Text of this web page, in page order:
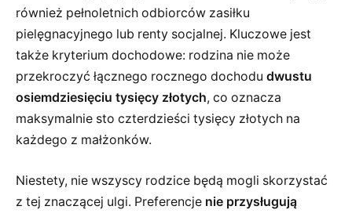
również pełnoletnich odbiorców zasiłku
pielęgnacyjnego lub renty socjalnej. Kluczowe jest
także kryterium dochodowe: rodzina nie może
przekroczyć łącznego rocznego dochodu dwustu
osiemdziesięciu tysięcy złotych, co oznacza
maksymalnie sto czterdzieści tysięcy złotych na
każdego z małżonków.
Niestety, nie wszyscy rodzice będą mogli skorzystać
z tej znaczącej ulgi. Preferencje nie przysługują